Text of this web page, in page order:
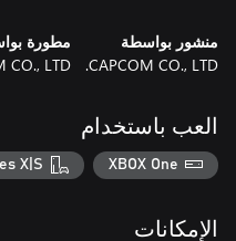
ملاحظة: هذا المحتوى متاح أيضًا
منشور بواسطة
CAPCOM CO., LTD.
مطورة
CO., LTD.
العب باستخدام
XBOX One
X|S
الإمكانات